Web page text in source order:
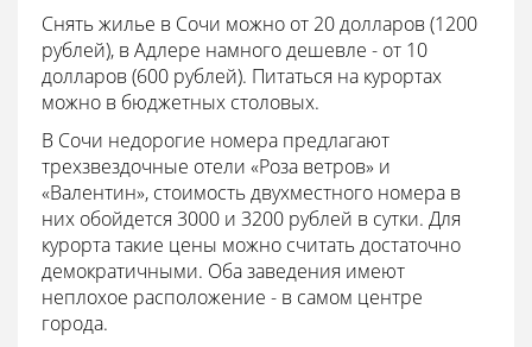
Снять жилье в Сочи можно от 20 долларов (1200
рублей), в Адлере намного дешевле - от 10
долларов (600 рублей). Питаться на курортах
можно в бюджетных столовых.
В Сочи недорогие номера предлагают
трехзвездочные отели «Роза ветров» и
«Валентин», стоимость двухместного номера в
них обойдется 3000 и 3200 рублей в сутки. Для
курорта такие цены можно считать достаточно
демократичными. Оба заведения имеют
неплохое расположение - в самом центре
города.